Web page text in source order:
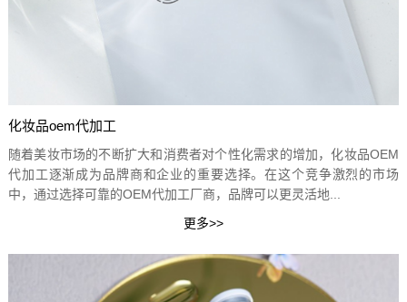
化妆品oem代加工
随着美妆市场的不断扩大和消费者对个性化需求的增加，化妆品OEM
代加工逐渐成为品牌商和企业的重要选择。在这个竞争激烈的市场
中，通过选择可靠的OEM代加工厂商，品牌可以更灵活地...